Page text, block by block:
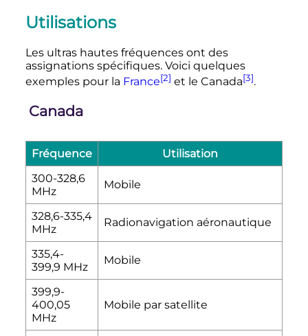
Utilisations
Les ultras hautes fréquences ont des
assignations spécifiques. Voici quelques
exemples pour la France[2] et le Canada[3].
Canada
Fréquence
Utilisation
300-328,6
MHz
Mobile
328,6-335,4
MHz
Radionavigation aéronautique
335,4-
399,9 MHz
Mobile
399,9-
400,05
MHz
Mobile par satellite